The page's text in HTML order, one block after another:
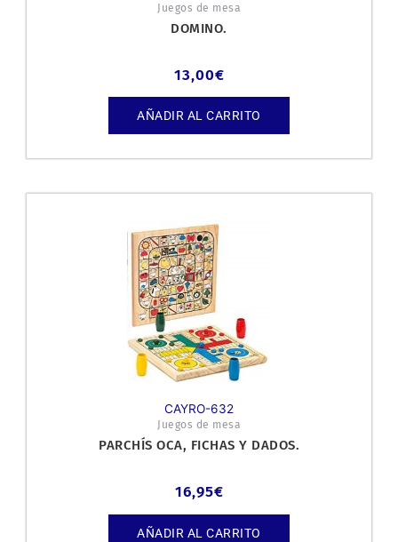
Juegos de mesa
DOMINO.
13,00€
AÑADIR AL CARRITO
CAYRO-632
Juegos de mesa
PARCHÍS OCA, FICHAS Y DADOS.
16,95€
AÑADIR AL CARRITO